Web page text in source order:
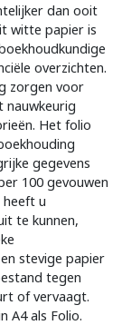
dan ooit
witte papier is
overzichten.
zorgen voor
nauwkeurig
Het folio
gegevens
100 gevouwen
heeft u
te kunnen,
stevige papier
tegen
of vervaagt.
A4 als Folio.